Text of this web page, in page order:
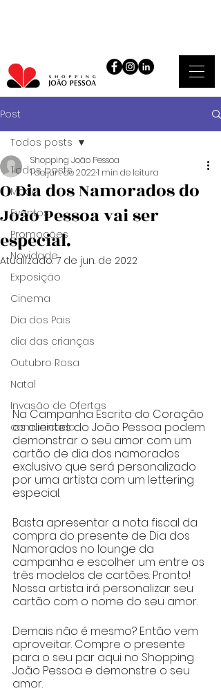
Post
Todos posts
Moda
Eventos
Promoções
Novidade
Exposição
Cinema
Dia dos Pais
dia das crianças
Outubro Rosa
Natal
Invasão de Ofertas
comunicado
Todos posts
O Dia dos Namorados do
João Pessoa vai ser
especial.
Shopping João Pessoa
1 de jun. de 20221 min de leitura
Atualizado:7 de jun. de 2022
Na Campanha Escrita do Coração
os clientes do João Pessoa podem
demonstrar o seu amor com um
cartão de dia dos namorados
exclusivo que será personalizado
por uma artista com um lettering
especial.
Basta apresentar a nota fiscal da
compra do presente de Dia dos
Namorados no lounge da
campanha e escolher um entre os
três modelos de cartões. Pronto!
Nossa artista irá personalizar seu
cartão com o nome do seu amor.
Demais não é mesmo? Então vem
aproveitar. Compre o presente
para o seu par aqui no Shopping
João Pessoa e demonstre o seu
amor.